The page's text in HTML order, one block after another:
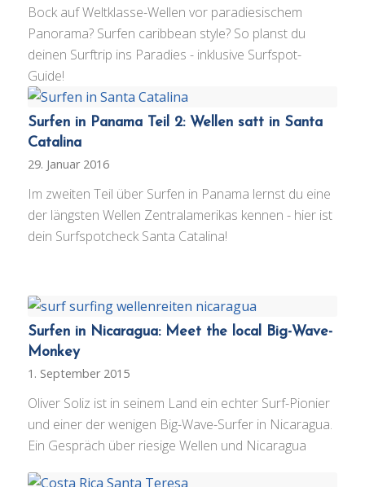
Bock auf Weltklasse-Wellen vor paradiesischem
Panorama? Surfen caribbean style? So planst du
deinen Surftrip ins Paradies - inklusive Surfspot-
Guide!
Surfen in Panama Teil 2: Wellen satt in Santa
Catalina
29. Januar 2016
Im zweiten Teil über Surfen in Panama lernst du eine
der längsten Wellen Zentralamerikas kennen - hier ist
dein Surfspotcheck Santa Catalina!
Surfen in Nicaragua: Meet the local Big-Wave-
Monkey
1. September 2015
Oliver Soliz ist in seinem Land ein echter Surf-Pionier
und einer der wenigen Big-Wave-Surfer in Nicaragua.
Ein Gespräch über riesige Wellen und Nicaragua